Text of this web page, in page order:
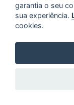
garantia o seu
sua experiência.
cookies.